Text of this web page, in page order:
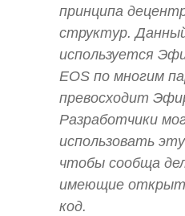
принципа
структур.
используется
EOS по многим
превосходит
Разработчики
использовать
чтобы сообща
имеющие
код.